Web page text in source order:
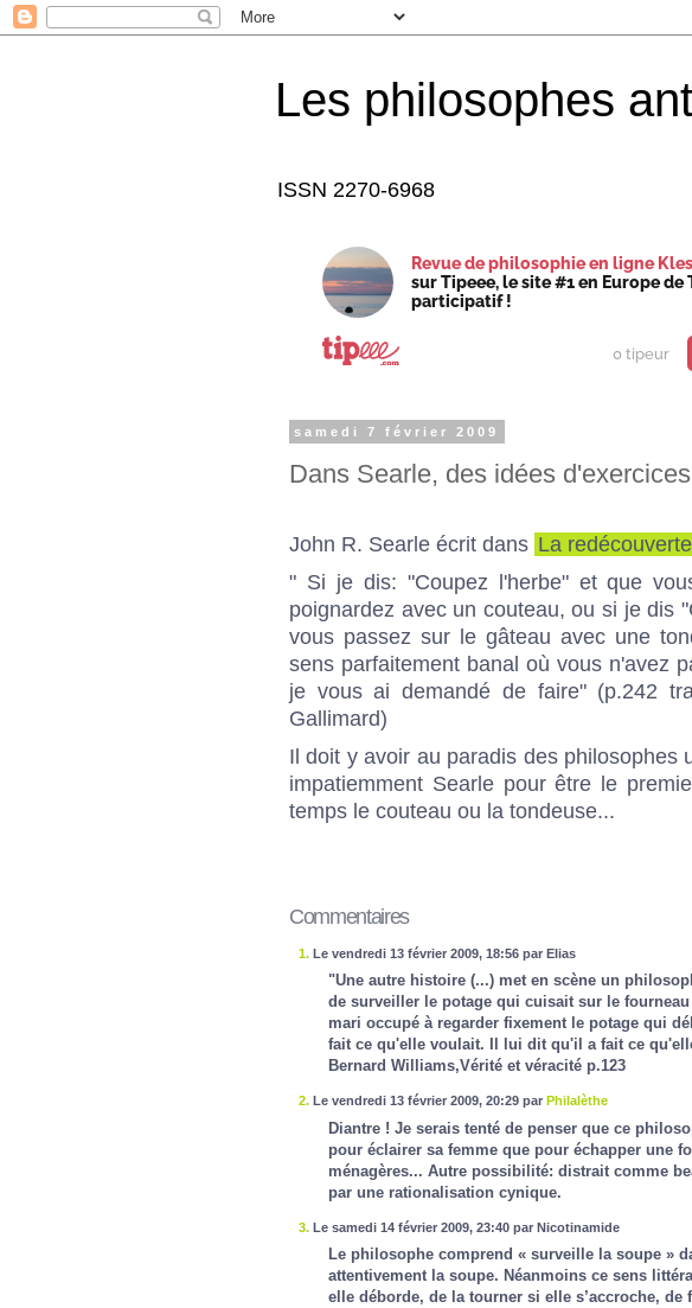
Les philosophes
ISSN 2270-6968
Revue de philosophie en ligne
sur Tipeee, le site #1 en Europe de
participatif !
0 tipeur
samedi 7 février 2009
Dans Searle, des idées
John R. Searle écrit dans La
" Si je dis: "Coupez l'herbe" et que
poignardez avec un couteau, ou si je dis
vous passez sur le gâteau avec une
sens parfaitement banal où vous n'avez
je vous ai demandé de faire" (p.242
Gallimard)
Il doit y avoir au paradis des philosophes
impatiemment Searle pour être le
temps le couteau ou la tondeuse...
Commentaires
1. Le vendredi 13 février 2009, 18:56 par Elias
"Une autre histoire (...) met en scène un
de surveiller le potage qui cuisait sur le
mari occupé à regarder fixement le potage qui
fait ce qu'elle voulait. Il lui dit qu'il a fait ce
Bernard Williams,Vérité et véracité p.123
2. Le vendredi 13 février 2009, 20:29 par Philalèthe
Diantre ! Je serais tenté de penser que ce
pour éclairer sa femme que pour échapper une
ménagères... Autre possibilité: distrait comme
par une rationalisation cynique.
3. Le samedi 14 février 2009, 23:40 par Nicotinamide
Le philosophe comprend « surveille la soupe »
attentivement la soupe. Néanmoins ce sens
elle déborde, de la tourner si elle s’accroche, de